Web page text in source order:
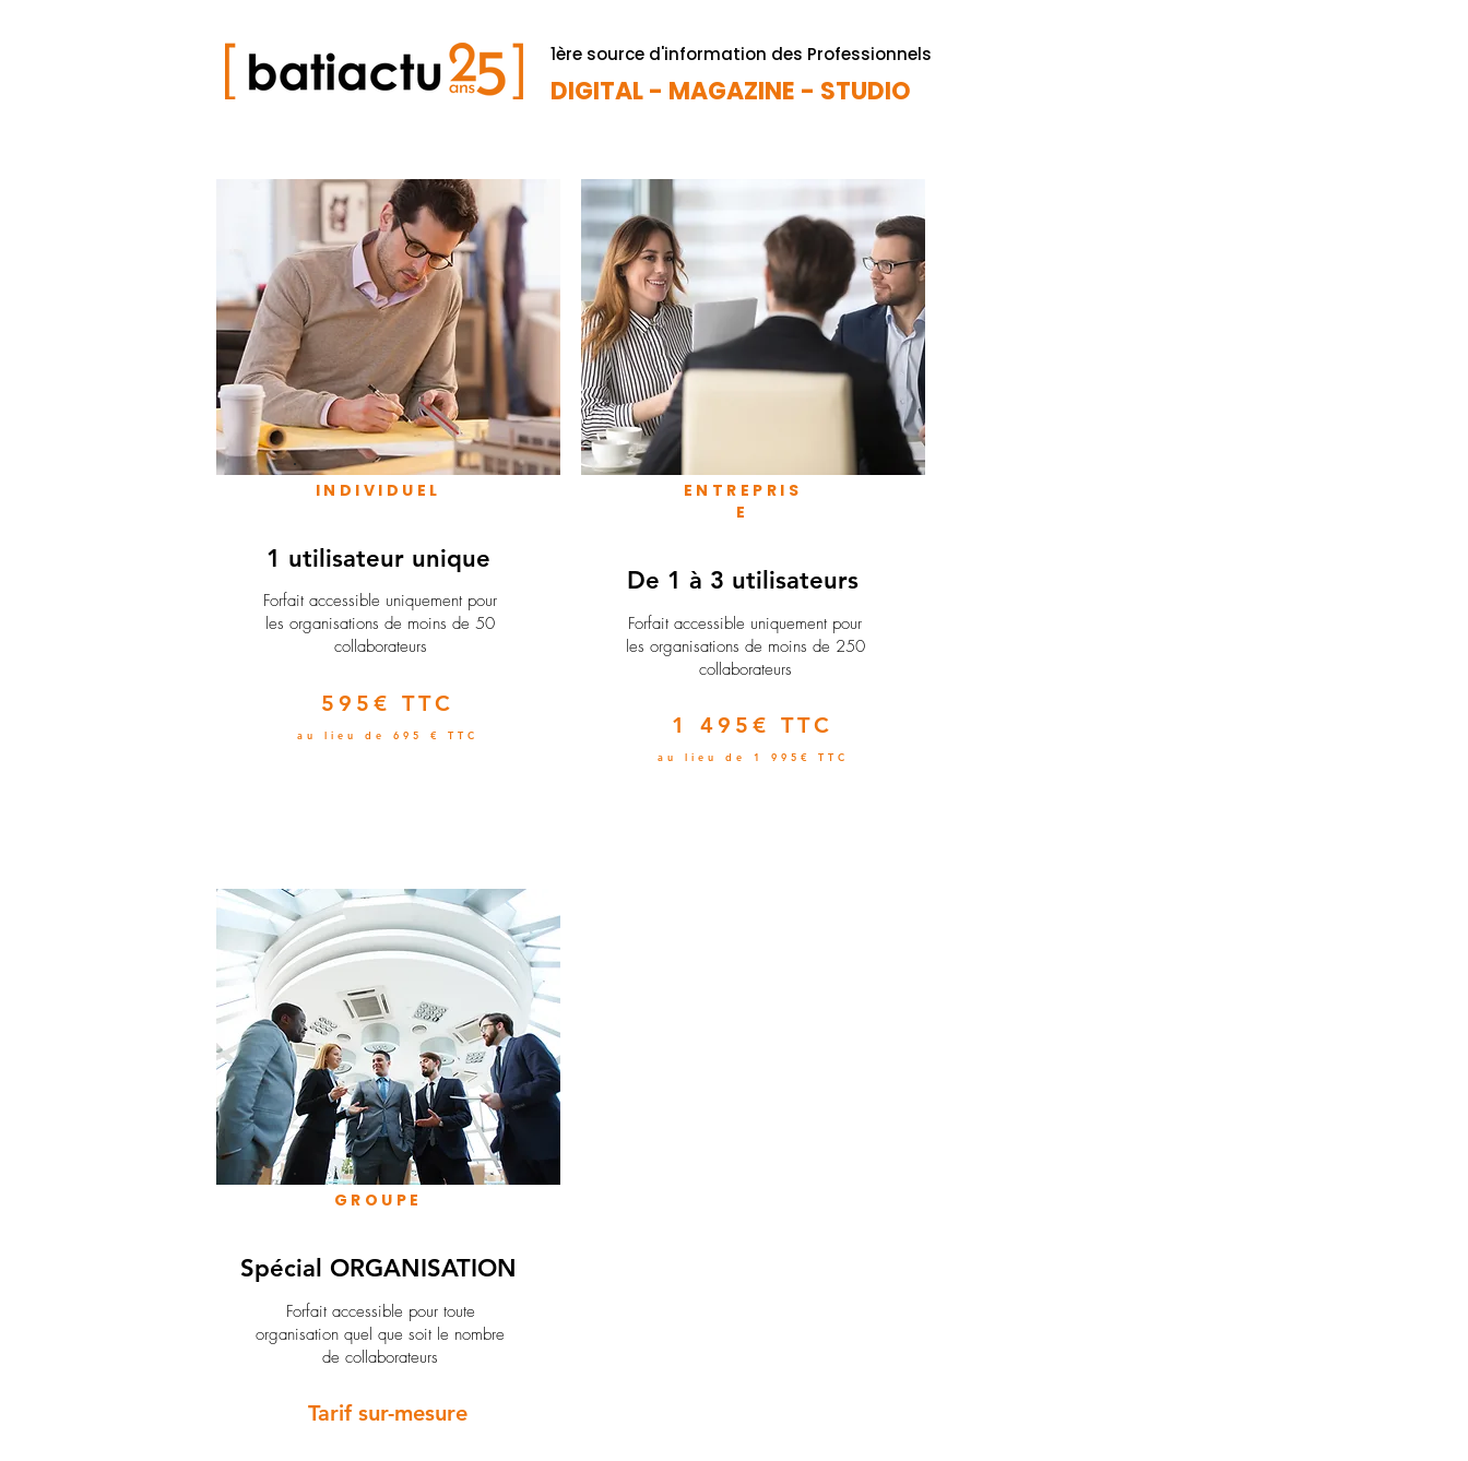
1ère source d'information des Professionnels
DIGITAL - MAGAZINE - STUDIO
INDIVIDUEL
1 utilisateur unique
​Forfait accessible uniquement pour
les organisations de moins de 50
collaborateurs
595€ TTC
au lieu de 695 € TTC
ENTREPRIS
E
De 1 à 3 utilisateurs
Forfait accessible uniquement pour
les organisations de moins de 250
collaborateurs
1 495€ TTC
au lieu de 1 995€ TTC
GROUPE
Spécial ORGANISATION
Forfait accessible pour toute
organisation quel que soit le nombre
de collaborateurs
Tarif sur-mesure